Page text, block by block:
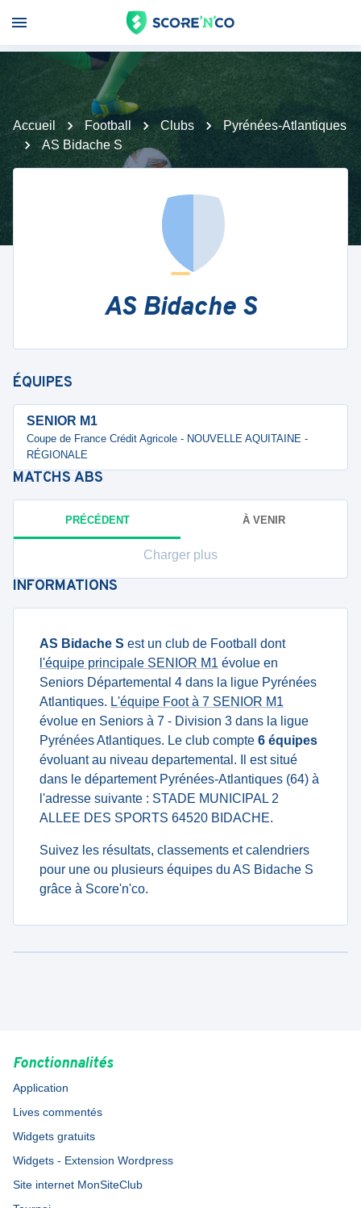
Accueil Football Clubs
Pyrénées-Atlantiques
AS Bidache S
AS Bidache S
ÉQUIPES
SENIOR M1
Coupe de France Crédit Agricole - NOUVELLE AQUITAINE -
RÉGIONALE
MATCHS ABS
PRÉCÉDENT À VENIR
Charger plus
INFORMATIONS
AS Bidache S est un club de Football dont
l'équipe principale SENIOR M1 évolue en
Seniors Départemental 4 dans la ligue Pyrénées
Atlantiques. L'équipe Foot à 7 SENIOR M1
évolue en Seniors à 7 - Division 3 dans la ligue
Pyrénées Atlantiques. Le club compte 6 équipes
évoluant au niveau departemental. Il est situé
dans le département Pyrénées-Atlantiques (64) à
l'adresse suivante : STADE MUNICIPAL 2
ALLEE DES SPORTS 64520 BIDACHE.
Suivez les résultats, classements et calendriers
pour une ou plusieurs équipes du AS Bidache S
grâce à Score'n'co.
Fonctionnalités
Application
Lives commentés
Widgets gratuits
Widgets - Extension Wordpress
Site internet MonSiteClub